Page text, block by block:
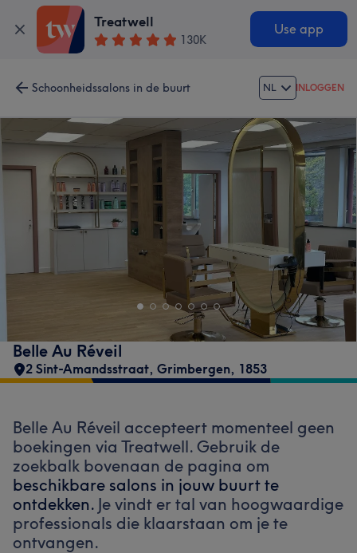
Treatwell
130K
Use app
Schoonheidssalons in de buurt NL INLOGGEN
Belle Au Réveil
2 Sint-Amandsstraat, Grimbergen, 1853
Belle Au Réveil accepteert momenteel geen
boekingen via Treatwell. Gebruik de
zoekbalk bovenaan de pagina om
beschikbare salons in jouw buurt te
ontdekken. Je vindt er tal van hoogwaardige
professionals die klaarstaan om je te
ontvangen.